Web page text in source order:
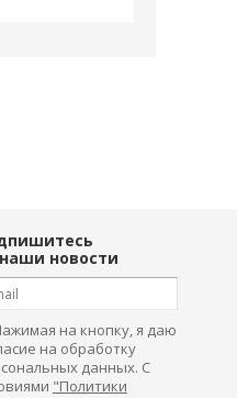
новости
на кнопку, я даю
на обработку
данных. С
"Политики